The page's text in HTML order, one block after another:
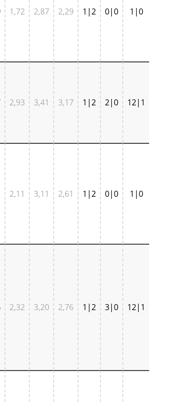
1,72 2,87 2,29 1|2 0|0 1|0
2,93 3,41 3,17 1|2 2|0 12|1
2,11 3,11 2,61 1|2 0|0 1|0
2,32 3,20 2,76 1|2 3|0 12|1